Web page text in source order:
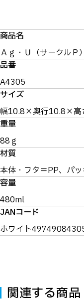
商品名
Ａｇ・Ｕ（サークルＰ
品番
A4305
サイズ
幅10.8×奥行10.8×高
重量
88ｇ
材質
本体・フタ＝PP、パ
容量
480ml
JANコード
ホワイト
関連する商品